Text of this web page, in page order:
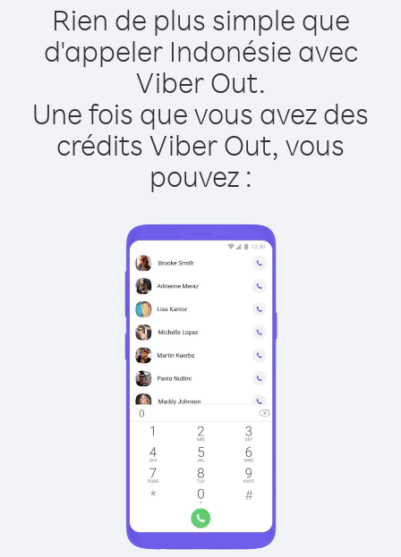
Rien de plus simple que
d'appeler Indonésie avec
Viber Out.
Une fois que vous avez des
crédits Viber Out, vous
pouvez :